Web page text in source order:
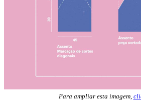
Para ampliar esta imagem,